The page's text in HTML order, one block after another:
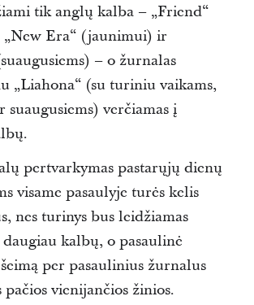
tik anglų kalba – „Friend“
„New Era“ (jaunimui) ir
– o žurnalas
„Liahona“ (su turiniu vaikams,
verčiamas į
pertvarkymas pastarųjų dienų
visame pasaulyje turės kelis
nes turinys bus leidžiamas
kalbų, o pasaulinė
per pasaulinius žurnalus
pačios vienijančios žinios.